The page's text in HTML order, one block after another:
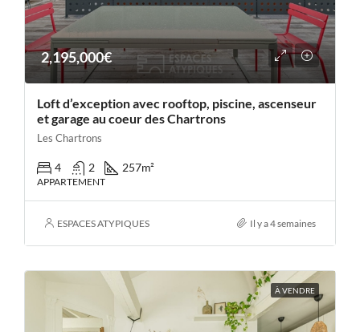
2,195,000€
Loft d’exception avec rooftop, piscine, ascenseur
et garage au coeur des Chartrons
Les Chartrons
4 2 257m²
APPARTEMENT
ESPACES ATYPIQUES Il y a 4 semaines
À VENDRE